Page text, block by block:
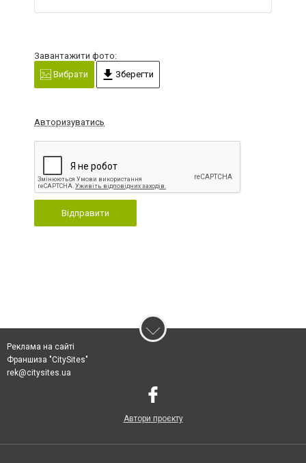
Завантажити фото:
Вибрати
Зберегти
Авторизуватись
Відправити
Реклама на сайті
Франшиза "CitySites"
rek@citysites.ua
Автори проєкту